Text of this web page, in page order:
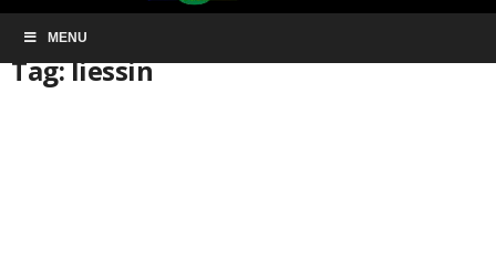
MENU
Início Tags
Tag: liessin